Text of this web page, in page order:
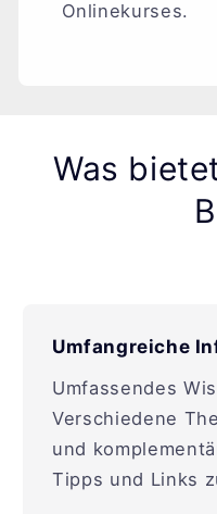
Onlinekurses.
Was
Umfangreiche
Umfassendes
Verschiedene
und
Tipps und Links